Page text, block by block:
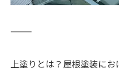
⸻
上塗りとは？屋根塗装に